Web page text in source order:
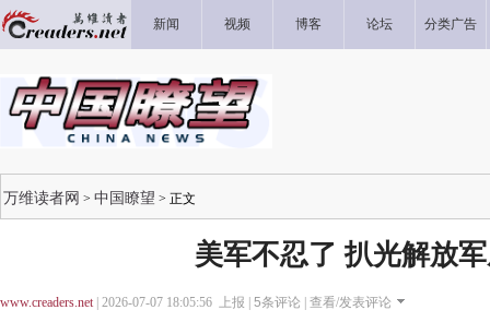
新闻 视频 博客 论坛 分类广告
万维读者网 > 中国瞭望 > 正文
美军不忍了 扒光解放
www.creaders.net| 2026-07-07 18:05:56 上报 | 5条评论 | 查看/发表评论